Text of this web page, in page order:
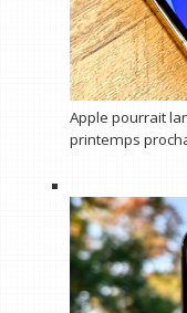
Apple pourrait
printemps